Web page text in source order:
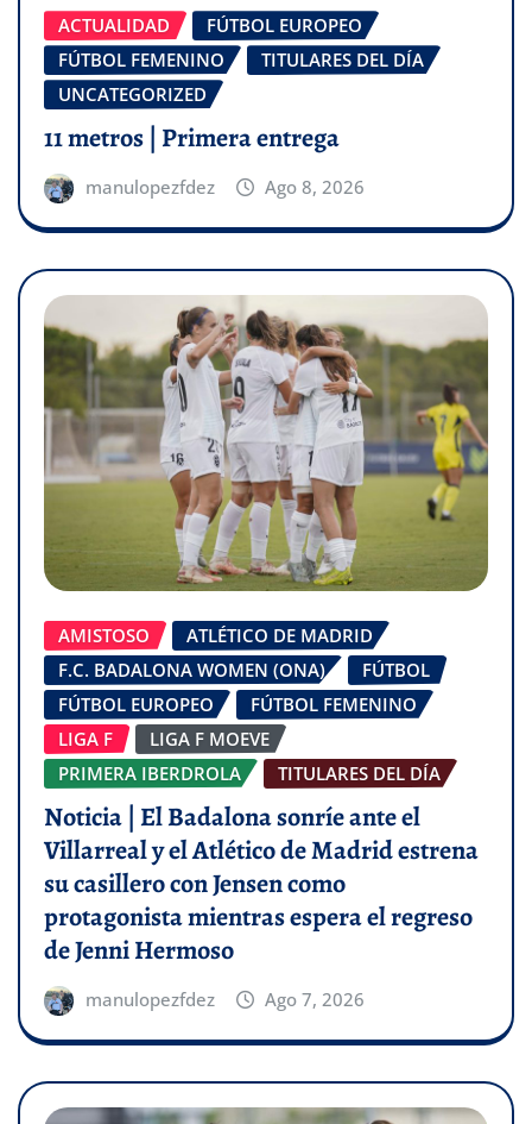
ACTUALIDAD
FÚTBOL EUROPEO
FÚTBOL FEMENINO
TITULARES DEL DÍA
UNCATEGORIZED
11 metros | Primera entrega
manulopezfdez Ago 8, 2026
AMISTOSO
ATLÉTICO DE MADRID
F.C. BADALONA WOMEN (ONA)
FÚTBOL
FÚTBOL EUROPEO
FÚTBOL FEMENINO
LIGA F
LIGA F MOEVE
PRIMERA IBERDROLA
TITULARES DEL DÍA
Noticia | El Badalona sonríe ante el
Villarreal y el Atlético de Madrid estrena
su casillero con Jensen como
protagonista mientras espera el regreso
de Jenni Hermoso
manulopezfdez Ago 7, 2026